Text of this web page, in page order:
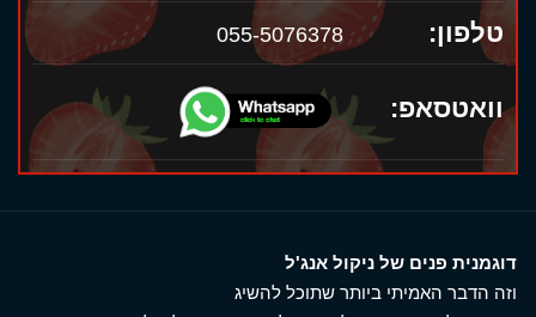
טלפון: 055-5076378
וואטסאפ:
דוגמנית פנים של ניקול אנג'ל
וזה הדבר האמיתי ביותר שתוכל להשיג